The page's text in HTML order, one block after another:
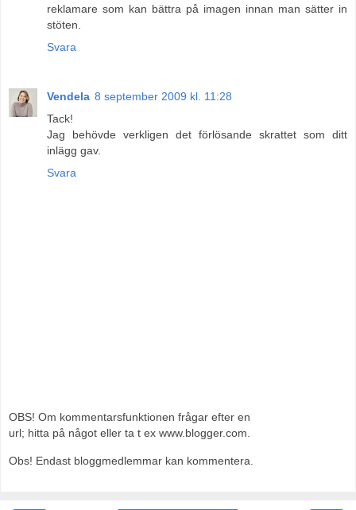
reklamare som kan bättra på imagen innan man sätter in
stöten.
Svara
Vendela 8 september 2009 kl. 11:28
Tack!
Jag behövde verkligen det förlösande skrattet som ditt
inlägg gav.
Svara
OBS! Om kommentarsfunktionen frågar efter en
url; hitta på något eller ta t ex www.blogger.com.
Obs! Endast bloggmedlemmar kan kommentera.